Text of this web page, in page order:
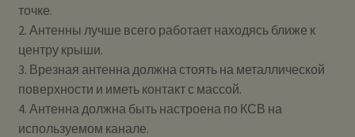
точке.
2. Антенны лучше всего работает находясь ближе к
центру крыши.
3. Врезная антенна должна стоять на металлической
поверхности и иметь контакт с массой.
4. Антенна должна быть настроена по КСВ на
используемом канале.